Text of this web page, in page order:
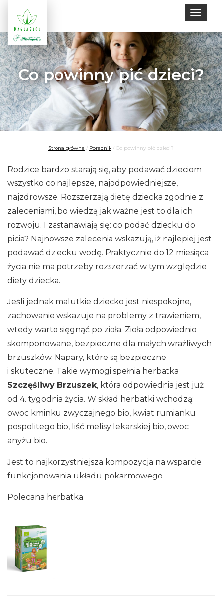
Toggle
Co powinny pić dzieci?
Strona główna / Poradnik /Co powinny pić dzieci?
Rodzice bardzo starają się, aby podawać dzieciom
wszystko co najlepsze, najodpowiedniejsze,
najzdrowsze. Rozszerzają dietę dziecka zgodnie z
zaleceniami, bo wiedzą jak ważne jest to dla ich
rozwoju. I zastanawiają się: co podać dziecku do
picia? Najnowsze zalecenia wskazują, iż najlepiej jest
podawać dziecku wodę. Praktycznie do 12 miesiąca
życia nie ma potrzeby rozszerzać w tym względzie
diety dziecka.
Jeśli jednak malutkie dziecko jest niespokojne,
zachowanie wskazuje na problemy z trawieniem,
wtedy warto sięgnąć po zioła. Zioła odpowiednio
skomponowane, bezpieczne dla małych wrażliwych
brzuszków. Napary, które są bezpieczne
i skuteczne. Takie wymogi spełnia herbatka
Szczęśliwy Brzuszek, która odpowiednia jest już
od 4. tygodnia życia. W skład herbatki wchodzą:
owoc kminku zwyczajnego bio, kwiat rumianku
pospolitego bio, liść melisy lekarskiej bio, owoc
anyżu bio.
Jest to najkorzystniejsza kompozycja na wsparcie
funkcjonowania układu pokarmowego.
Polecana herbatka